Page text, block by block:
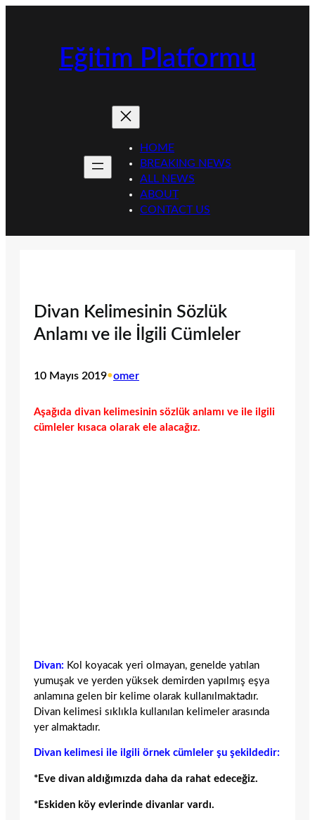
Eğitim Platformu
HOME
BREAKING NEWS
ALL NEWS
ABOUT
CONTACT US
Divan Kelimesinin Sözlük
Anlamı ve ile İlgili Cümleler
10 Mayıs 2019•omer
Aşağıda divan kelimesinin sözlük anlamı ve ile ilgili
cümleler kısaca olarak ele alacağız.
Divan: Kol koyacak yeri olmayan, genelde yatılan
yumuşak ve yerden yüksek demirden yapılmış eşya
anlamına gelen bir kelime olarak kullanılmaktadır.
Divan kelimesi sıklıkla kullanılan kelimeler arasında
yer almaktadır.
Divan kelimesi ile ilgili örnek cümleler şu şekildedir:
*Eve divan aldığımızda daha da rahat edeceğiz.
*Eskiden köy evlerinde divanlar vardı.